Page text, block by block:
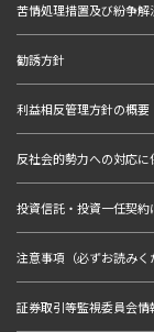
苦情処理措置及び紛争解
勧誘方針
利益相反管理方針の概要
反社会的勢力への対応に
投資信託・投資一任契約
注意事項（必ずお読みく
証券取引等監視委員会情